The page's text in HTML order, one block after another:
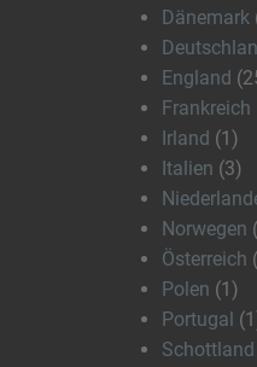
Dänemark
England
Frankreich
Irland (1)
Italien (3)
Norwegen
Österreich
Polen (1)
Portugal
Schottland